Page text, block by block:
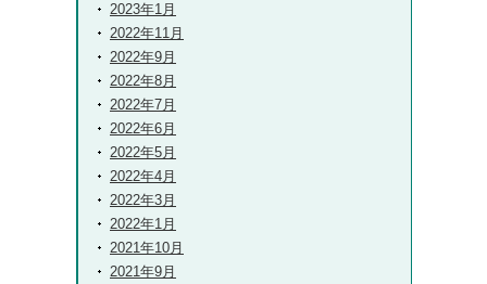
2023年1月
2022年11月
2022年9月
2022年8月
2022年7月
2022年6月
2022年5月
2022年4月
2022年3月
2022年1月
2021年10月
2021年9月